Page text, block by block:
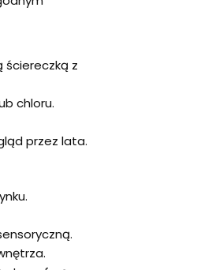
ściereczką z
chloru.
przez lata.